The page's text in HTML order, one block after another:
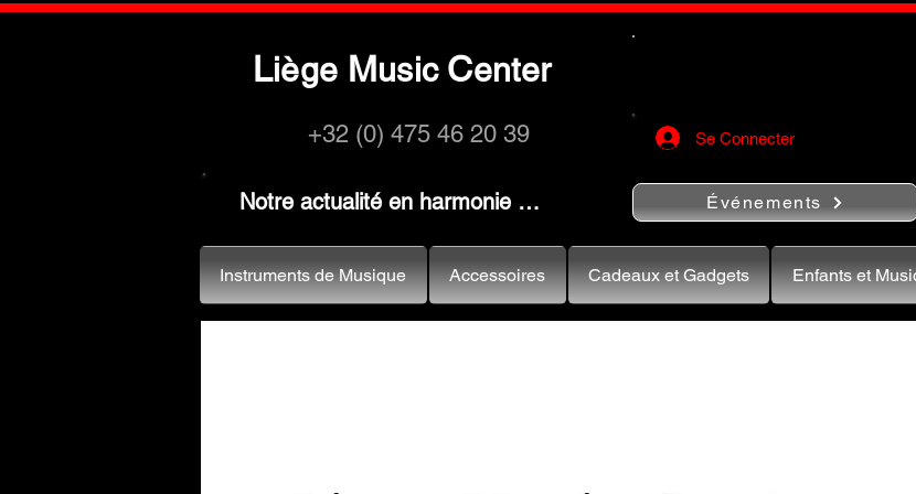
Liège Music Center
+32 (0) 475 46 20 39 Se Connecter
Notre actualité en harmonie … Événements
Instruments de Musique Accessoires Cadeaux et Gadgets Enfants et